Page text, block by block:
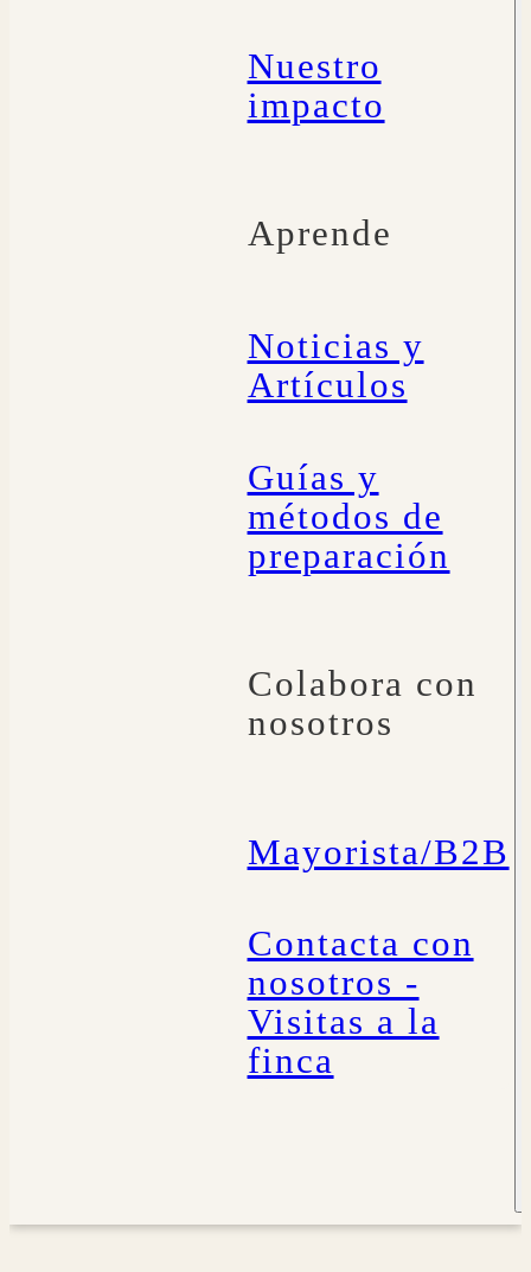
Nuestro
impacto
Aprende
Noticias y
Artículos
Guías y
métodos de
preparación
Colabora con
nosotros
Mayorista/B2B
Contacta con
nosotros -
Visitas a la
finca